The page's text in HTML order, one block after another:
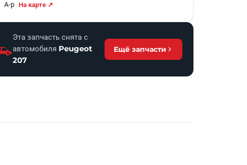
А-р На карте ↗
Эта запчасть снята с
автомобиля Peugeot
207
Ещё запчасти